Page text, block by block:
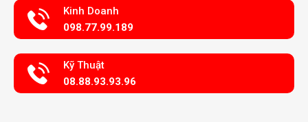
Kinh Doanh
098.77.99.189
Kỹ Thuật
08.88.93.93.96